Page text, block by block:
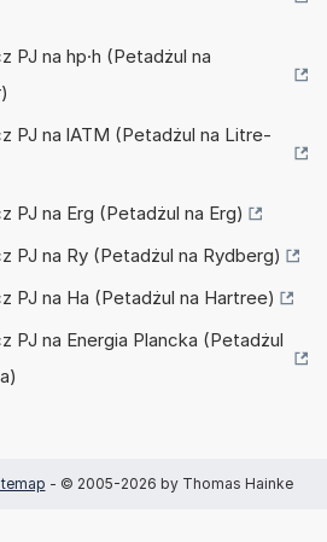
PJ na hp·h (Petadżul na
PJ na lATM (Petadżul na Litre-
PJ na Erg (Petadżul na Erg)
PJ na Ry (Petadżul na Rydberg)
PJ na Ha (Petadżul na Hartree)
PJ na Energia Plancka (Petadżul
- © 2005-2026 by Thomas Hainke